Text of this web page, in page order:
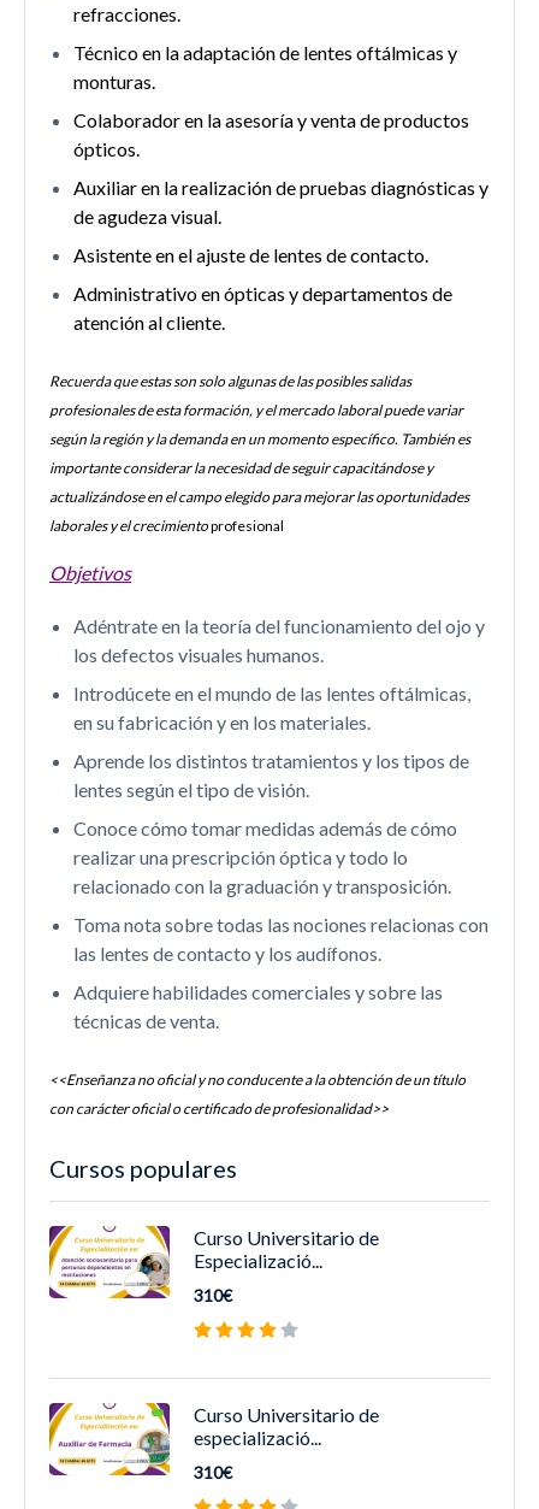
refracciones.
Técnico en la adaptación de lentes oftálmicas y
monturas.
Colaborador en la asesoría y venta de productos
ópticos.
Auxiliar en la realización de pruebas diagnósticas y
de agudeza visual.
Asistente en el ajuste de lentes de contacto.
Administrativo en ópticas y departamentos de
atención al cliente.
Recuerda que estas son solo algunas de las posibles salidas
profesionales de esta formación, y el mercado laboral puede variar
según la región y la demanda en un momento específico. También es
importante considerar la necesidad de seguir capacitándose y
actualizándose en el campo elegido para mejorar las oportunidades
laborales y el crecimientoprofesional
Objetivos
Adéntrate en la teoría del funcionamiento del ojo y
los defectos visuales humanos.
Introdúcete en el mundo de las lentes oftálmicas,
en su fabricación y en los materiales.
Aprende los distintos tratamientos y los tipos de
lentes según el tipo de visión.
Conoce cómo tomar medidas además de cómo
realizar una prescripción óptica y todo lo
relacionado con la graduación y transposición.
Toma nota sobre todas las nociones relacionas con
las lentes de contacto y los audífonos.
Adquiere habilidades comerciales y sobre las
técnicas de venta.
<<Enseñanza no oficial y no conducente a la obtención de un título
con carácter oficial o certificado de profesionalidad>>
Cursos populares
Curso Universitario de
Especializació...
310€
Curso Universitario de
especializació...
310€